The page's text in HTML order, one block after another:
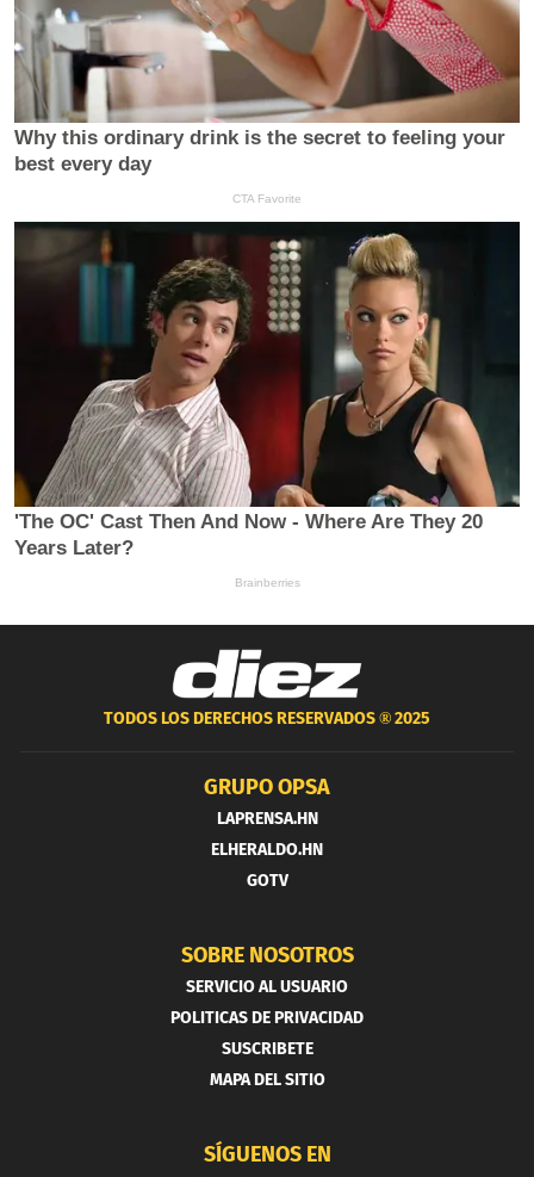
TODOS LOS DERECHOS RESERVADOS ®2025
GRUPO OPSA
LAPRENSA.HN
ELHERALDO.HN
GOTV
SOBRE NOSOTROS
SERVICIO AL USUARIO
POLITICAS DE PRIVACIDAD
SUSCRIBETE
MAPA DEL SITIO
SÍGUENOS EN